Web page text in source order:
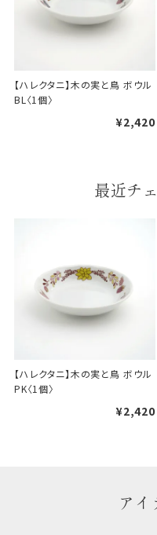
包装紙は2種類あります
A.一般的なギフトに
B.婚礼や出産、長寿
A
あります。
天掛け包装につい
【ハレクタニ】木の実と鳥 ボウル
BL〈1個〉
¥2,420
最近チ
【ハレクタニ】木の実と鳥 ボウル
PK〈1個〉
¥2,420
アイ